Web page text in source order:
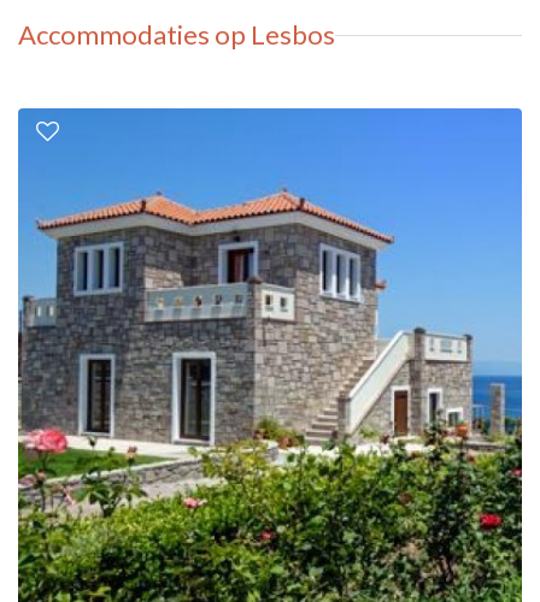
Accommodaties op Lesbos